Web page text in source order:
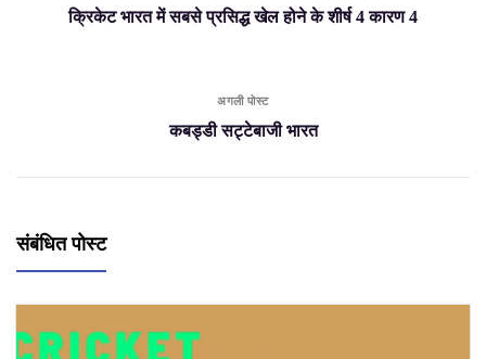
क्रिकेट भारत में सबसे प्रसिद्ध खेल होने के शीर्ष 4 कारण 4
अगली पोस्ट
कबड्डी सट्टेबाजी भारत
संबंधित पोस्ट